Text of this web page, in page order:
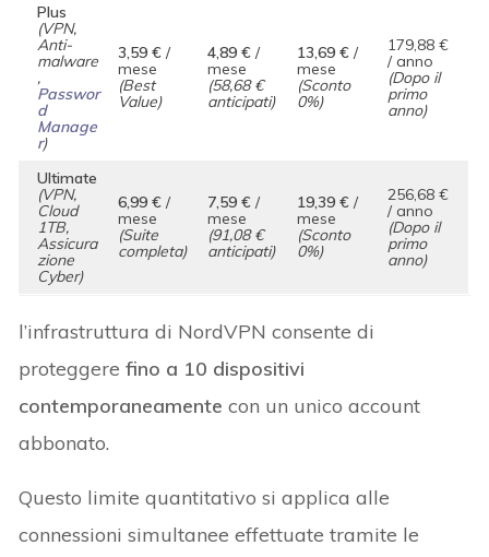
Plus
(VPN,
Anti-
malware
,
Passwor
d
Manage
r)
3,59 € /
mese
(Best
Value)
4,89 € /
mese
(58,68 €
anticipati)
13,69 € /
mese
(Sconto
0%)
179,88 €
/ anno
(Dopo il
primo
anno)
Ultimate
(VPN,
Cloud
1TB,
Assicura
zione
Cyber)
6,99 € /
mese
(Suite
completa)
7,59 € /
mese
(91,08 €
anticipati)
19,39 € /
mese
(Sconto
0%)
256,68 €
/ anno
(Dopo il
primo
anno)
l’infrastruttura di NordVPN consente di
proteggerefino a 10 dispositivi
contemporaneamente con un unico account
abbonato.
Questo limite quantitativo si applica alle
connessioni simultanee effettuate tramite le